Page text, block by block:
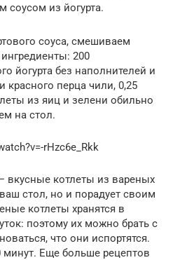
соусом из йогурта.
соуса, смешиваем
200
йогурта без наполнителей и
красного перца чили, 0,25
из яиц и зелени обильно
на стол.
rHzc6e_Rkk
вкусные котлеты из вареных
стол, но и порадует своим
котлеты хранятся в
поэтому их можно брать с
что они испортятся.
минут. Еще больше рецептов